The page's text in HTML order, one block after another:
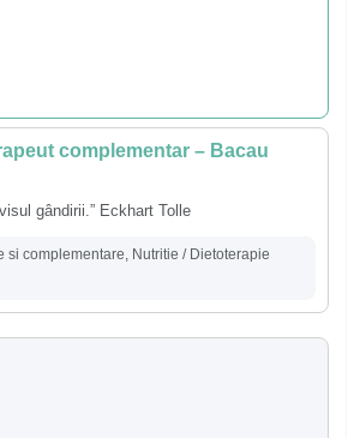
complementar – Bacau
gândirii.” Eckhart Tolle
si complementare, Nutritie / Dietoterapie